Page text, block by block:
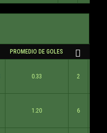
PROMEDIO DE GOLES
0.33 2
1.20 6